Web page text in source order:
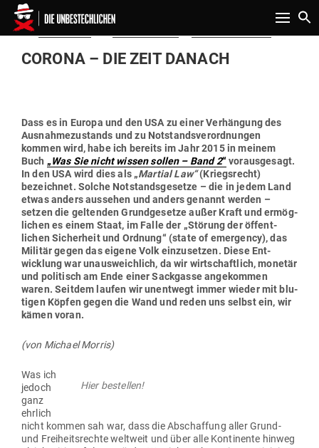
Toggle
Am
CORONA – DIE ZEIT DANACH
Dass es in Europa und den USA zu einer Ver­hängung des
Aus­nah­me­zu­stands und zu Not­stands­ver­ord­nungen
kommen wird, habe ich bereits im Jahr 2015 in meinem
Buch „Was Sie nicht wissen sollen – Band 2“vor­aus­gesagt.
In den USA wird dies als „Martial Law“(Kriegs­recht)
bezeichnet. Solche Not­stands­ge­setze – die in jedem Land
etwas anders aus­sehen und anders genannt werden –
setzen die gel­tenden Grund­ge­setze außer Kraft und ermög­
lichen es einem Staat, im Falle der „Störung der öffent­
lichen Sicherheit und Ordnung“ (state of emer­gency), das
Militär gegen das eigene Volk ein­zu­setzen. Diese Ent­
wicklung war unaus­weichlich, da wir wirt­schaftlich, monetär
und poli­tisch am Ende einer Sack­gasse ange­kommen
waren. Seitdem laufen wir unentwegt immer wieder mit blu­
tigen Köpfen gegen die Wand und reden uns selbst ein, wir
kämen voran.
(von Michael Morris)
Hier bestellen!
Was ich
jedoch
ganz
ehrlich
nicht kommen sah war, dass die Abschaffung aller Grund-
und Frei­heits­rechte weltweit und über alle Kon­ti­nente hinweg